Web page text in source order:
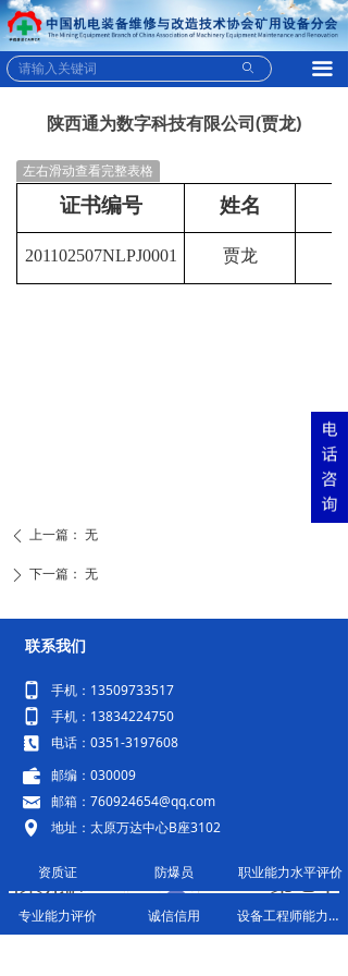
끀
ꄙ
陕西通为数字科技有限公司(贾龙)
左右滑动查看完整表格
证书编号 姓名
201102507NLPJ0001 贾龙
ꄴ 上一篇： 无
ꄲ 下一篇： 无
联系我们
넓
手机：13509733517
手机：13834224750
电话：0351-3197608
넓
끐
녆
낂
넹
邮编：030009
邮箱：760924654@qq.com
地址：太原万达中心B座3102
资质证 防爆员 职业能力水平评价
专业能力评价 诚信信用 设备工程师能力评价